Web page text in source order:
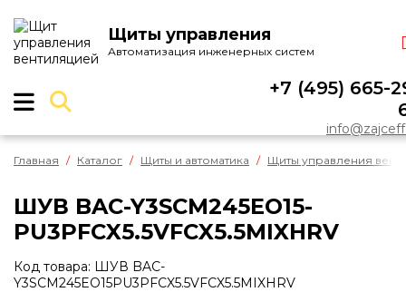
Щиты управления
Автоматизация инженерных систем
+7 (495) 665-
О КОМПАНИИ
Отзывы
Контакты
Реквизиты
Сертификат
Реализованные объекты
УСЛУГИ
Главная Каталог Щиты и автоматика Щиты управления
ШУВ BAC-Y3SCM245EO15-
PU3PFCX5.5VFCX5.5MIXHRV
Код товара: ШУВ BAC-
Y3SCM245EO15PU3PFCX5.5VFCX5.5MIXHRV